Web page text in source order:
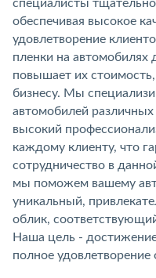
специалисты
обеспечивая высокое
удовлетворение
пленки на автомобилях
повышает их
бизнесу. Мы
автомобилей различных
высокий
каждому клиенту, что
сотрудничество в
мы поможем вашему
уникальный,
облик,
Наша цель -
полное удовлетворение